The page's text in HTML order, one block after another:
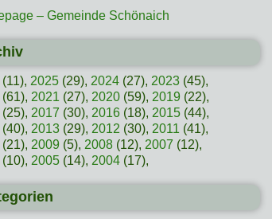
– Gemeinde Schönaich
2025(29), 2024(27), 2023(45),
(61), 2021 (27), 2020(59), 2019(22),
2017 (30), 2016(18), 2015(44),
2013(29), 2012 (30), 2011 (41),
2009(5), 2008(12), 2007 (12),
2005(14), 2004(17),